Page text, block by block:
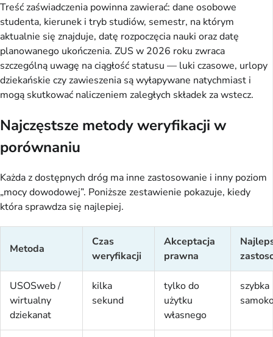
Treść zaświadczenia powinna zawierać: dane osobowe
studenta, kierunek i tryb studiów, semestr, na którym
aktualnie się znajduje, datę rozpoczęcia nauki oraz datę
planowanego ukończenia. ZUS w 2026 roku zwraca
szczególną uwagę na ciągłość statusu — luki czasowe, urlopy
dziekańskie czy zawieszenia są wyłapywane natychmiast i
mogą skutkować naliczeniem zaległych składek za wstecz.
Najczęstsze metody weryfikacji w
porównaniu
Każda z dostępnych dróg ma inne zastosowanie i inny poziom
„mocy dowodowej”. Poniższe zestawienie pokazuje, kiedy
która sprawdza się najlepiej.
Metoda
Czas
weryfikacji
Akceptacja
prawna
USOSweb /
wirtualny
dziekanat
kilka
sekund
tylko do
użytku
własnego
szybka